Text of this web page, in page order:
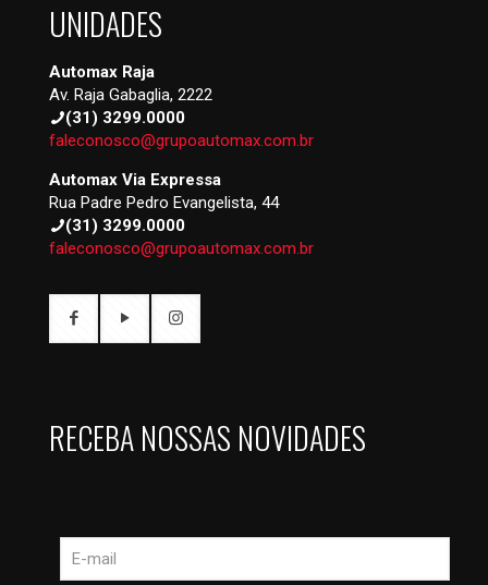
UNIDADES
Automax Raja
Av. Raja Gabaglia, 2222
(31) 3299.0000
faleconosco@grupoautomax.com.br
Automax Via Expressa
Rua Padre Pedro Evangelista, 44
(31) 3299.0000
faleconosco@grupoautomax.com.br
RECEBA NOSSAS NOVIDADES